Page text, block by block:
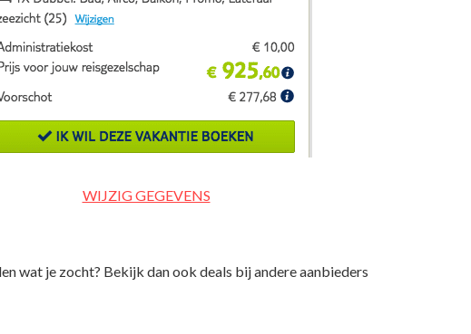
WIJZIG GEGEVENS
wat je zocht? Bekijk dan ook deals bij andere aanbieders